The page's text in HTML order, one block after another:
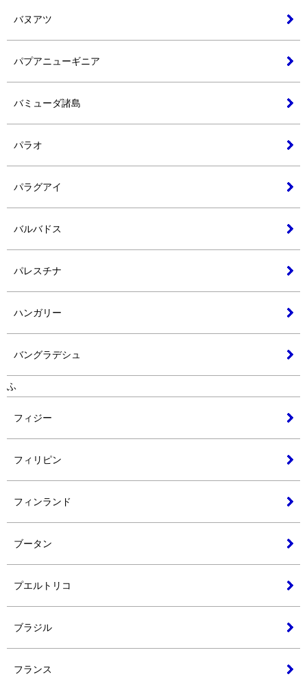
バヌアツ
パプアニューギニア
バミューダ諸島
パラオ
パラグアイ
バルバドス
パレスチナ
ハンガリー
バングラデシュ
ふ
フィジー
フィリピン
フィンランド
ブータン
プエルトリコ
ブラジル
フランス